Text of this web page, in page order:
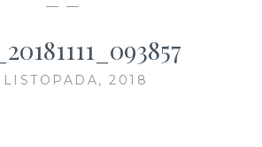
— —
LISTOPADA, 2018